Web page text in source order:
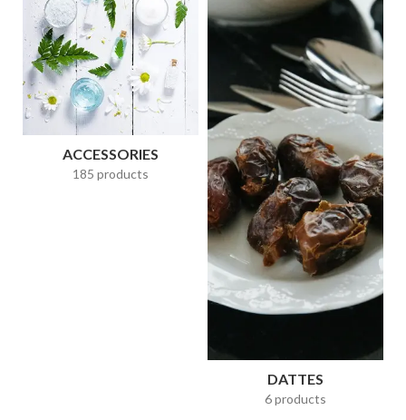
ACCESSORIES
185 products
DATTES
6 products